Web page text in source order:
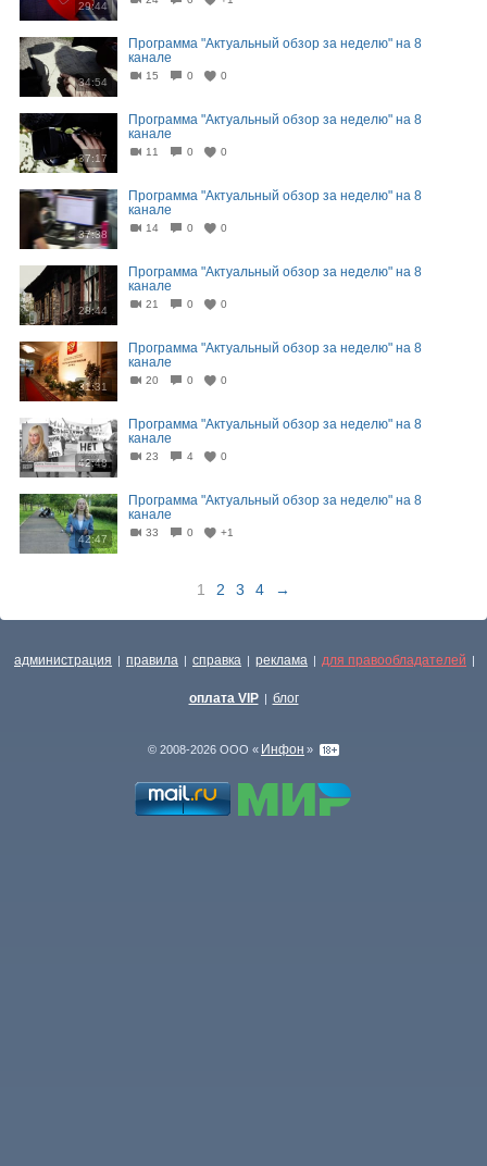
29:44
34:54
Программа "Актуальный обзор за неделю" на 8
канале
15 0 0
37:17
Программа "Актуальный обзор за неделю" на 8
канале
11 0 0
37:38
Программа "Актуальный обзор за неделю" на 8
канале
14 0 0
28:44
Программа "Актуальный обзор за неделю" на 8
канале
21 0 0
31:31
Программа "Актуальный обзор за неделю" на 8
канале
20 0 0
42:48
Программа "Актуальный обзор за неделю" на 8
канале
23 4 0
42:47
Программа "Актуальный обзор за неделю" на 8
канале
33 0 +1
1 2 3 4 →
администрация | правила | справка | реклама | для правообладателей |
оплата VIP | блог
© 2008-2026 ООО « Инфон »